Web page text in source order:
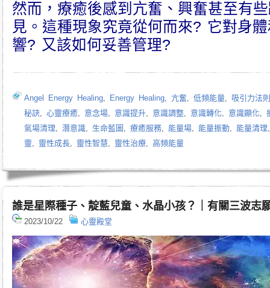
然而，療癒後感到亢奮、興奮甚至有
見。這種現象究竟從何而來? 它對身
響? 又該如何妥善管理?
Angel Energy Healing, Energy Healing, 亢奮, 低頻能量, 吸引力法則
秘訣, 心靈療癒, 意念場, 意識提升, 意識調整, 意識轉化, 意識顯化,
氣場清理, 潛意識, 生命藍圖 , 療癒服務, 能量場, 能量振動, 能量清理
靈, 靈性成長, 靈性智慧, 靈性治療, 高頻能量
誰是星際種子、靛藍兒童、水晶小孩？｜有關三波志
2023/10/22 心靈殿堂